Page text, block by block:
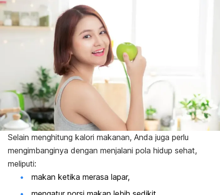
Selain menghitung kalori makanan, Anda juga perlu
mengimbanginya dengan menjalani pola hidup sehat,
meliputi:
makan ketika merasa lapar,